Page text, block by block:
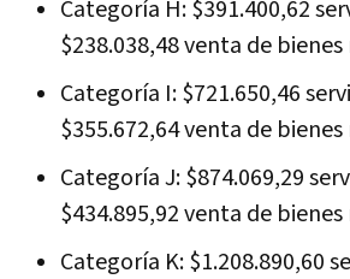
Categoría H: $391.400,62
$238.038,48 venta de
Categoría I: $721.650,46
$355.672,64 venta de
Categoría J: $874.069,29
$434.895,92 venta de
Categoría K: $1.208.890,60